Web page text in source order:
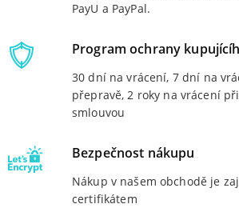
PayU a PayPal.
Program ochrany
30 dní na vrácení, 7 dní na
přepravě, 2 roky na vrácení
smlouvou
Bezpečnost nákupu
Nákup v našem obchodě je
certifikátem